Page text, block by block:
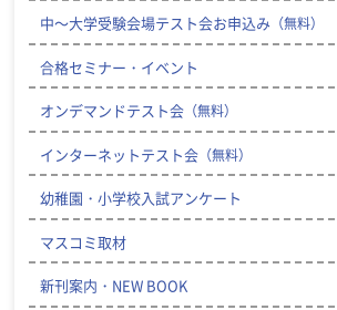
中～大学受験会場テスト会お申込み （無料）
合格セミナー・イベント
オンデマンドテスト会 （無料）
インターネットテスト会 （無料）
幼稚園・小学校入試アンケート
マスコミ取材
新刊案内・NEW BOOK